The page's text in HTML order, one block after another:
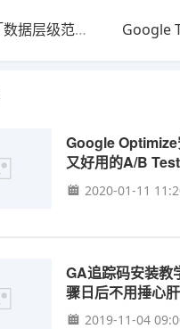
认识GA的「数据层级范围(Data Level Scope)」：学习GA的必备观念
Google
又好用的A/B Test
2020-01-11
GA追踪码安装教
骤日后不用捶心肝
2019-11-04